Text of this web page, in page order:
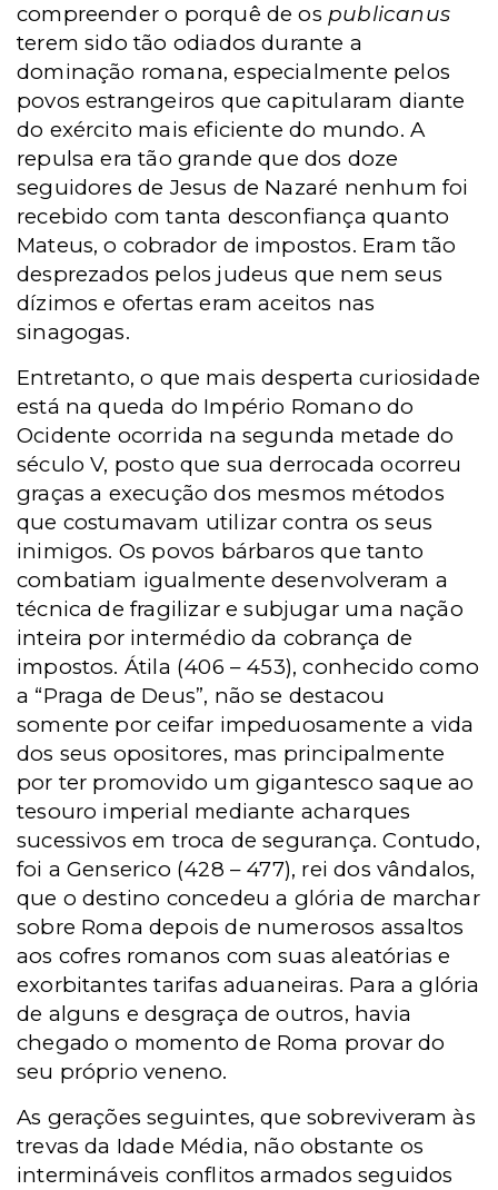
compreender o porquê de os publicanus
terem sido tão odiados durante a
dominação romana, especialmente pelos
povos estrangeiros que capitularam diante
do exército mais eficiente do mundo. A
repulsa era tão grande que dos doze
seguidores de Jesus de Nazaré nenhum foi
recebido com tanta desconfiança quanto
Mateus, o cobrador de impostos. Eram tão
desprezados pelos judeus que nem seus
dízimos e ofertas eram aceitos nas
sinagogas.
Entretanto, o que mais desperta curiosidade
está na queda do Império Romano do
Ocidente ocorrida na segunda metade do
século V, posto que sua derrocada ocorreu
graças a execução dos mesmos métodos
que costumavam utilizar contra os seus
inimigos. Os povos bárbaros que tanto
combatiam igualmente desenvolveram a
técnica de fragilizar e subjugar uma nação
inteira por intermédio da cobrança de
impostos. Átila (406 – 453), conhecido como
a “Praga de Deus”, não se destacou
somente por ceifar impeduosamente a vida
dos seus opositores, mas principalmente
por ter promovido um gigantesco saque ao
tesouro imperial mediante acharques
sucessivos em troca de segurança. Contudo,
foi a Genserico (428 – 477), rei dos vândalos,
que o destino concedeu a glória de marchar
sobre Roma depois de numerosos assaltos
aos cofres romanos com suas aleatórias e
exorbitantes tarifas aduaneiras. Para a glória
de alguns e desgraça de outros, havia
chegado o momento de Roma provar do
seu próprio veneno.
As gerações seguintes, que sobreviveram às
trevas da Idade Média, não obstante os
intermináveis conflitos armados seguidos